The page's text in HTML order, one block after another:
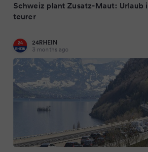
Schweiz plant Zusatz-Maut: Urlaub
teurer
24RHEIN
3 months ago